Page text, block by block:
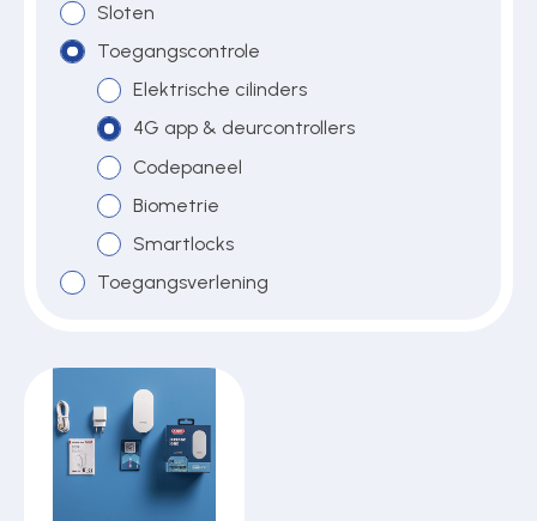
Voedingen
Over ons
Contact
Sloten
Toegangscontrole
Elektrische cilinders
4G app & deurcontrollers
Codepaneel
Biometrie
Smartlocks
Toegangsverlening